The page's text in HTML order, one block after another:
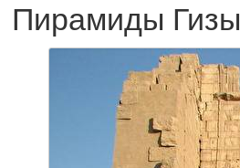
Пирамиды Гизы